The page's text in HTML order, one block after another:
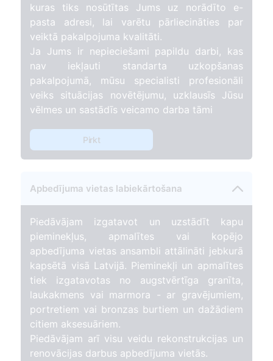
kuras tiks nosūtītas Jums uz norādīto e-
pasta adresi, lai varētu pārliecināties par
veiktā pakalpojuma kvalitāti.
Ja Jums ir nepieciešami papildu darbi, kas
nav iekļauti standarta uzkopšanas
pakalpojumā, mūsu specialisti profesionāli
veiks situācijas novētējumu, uzklausīs Jūsu
vēlmes un sastādīs veicamo darba tāmi
Pirkt
Apbedījuma vietas labiekārtošana
Piedāvājam izgatavot un uzstādīt kapu
pieminekļus, apmalītes vai kopējo
apbedījuma vietas ansambli attālināti jebkurā
kapsētā visā Latvijā. Pieminekļi un apmalītes
tiek izgatavotas no augstvērtīga granīta,
laukakmens vai marmora - ar gravējumiem,
portretiem vai bronzas burtiem un dažādiem
citiem aksesuāriem.
Piedāvājam arī visu veidu rekonstrukcijas un
renovācijas darbus apbedījuma vietās.